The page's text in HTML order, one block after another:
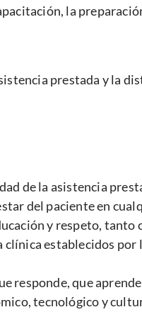
la
prestada y la
de la asistencia
del paciente en
y respeto,
establecidos
responde, que
tecnológico y